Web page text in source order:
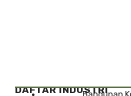
DAFTAR INDUSTRI
Bangunan